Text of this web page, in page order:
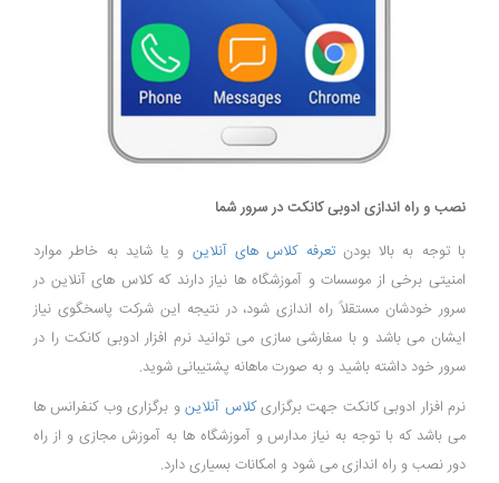
نصب و راه اندازی ادوبی کانکت در سرور شما
با توجه به بالا بودنتعرفه کلاس های آنلاین و یا شاید به خاطر موارد
امنیتی برخی از موسسات و آموزشگاه ها نیاز دارند که کلاس های آنلاین در
سرور خودشان مستقلاً راه اندازی شود، در نتیجه این شرکت پاسخگوی نیاز
ایشان می باشد و با سفارشی سازی می توانید نرم افزار ادوبی کانکت را در
سرور خود داشته باشید و به صورت ماهانه پشتیبانی شوید.
نرم افزار ادوبی کانکت جهت برگزاریکلاس آنلاینو برگزاری وب کنفرانس ها
می باشد که با توجه به نیاز مدارس و آموزشگاه ها به آموزش مجازی و از راه
دور نصب و راه اندازی می شود و امکانات بسیاری دارد.